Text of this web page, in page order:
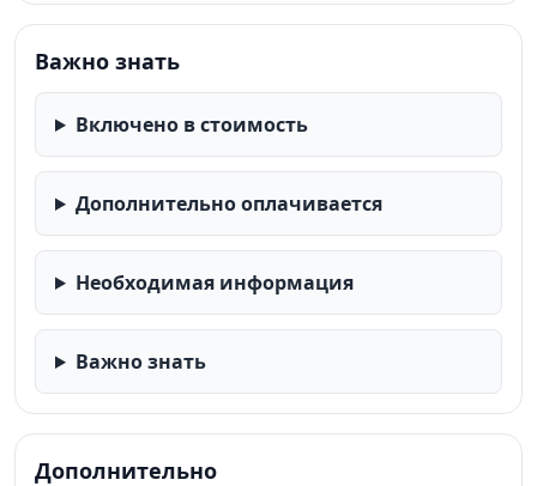
Важно знать
Включено в стоимость
Дополнительно оплачивается
Необходимая информация
Важно знать
Дополнительно